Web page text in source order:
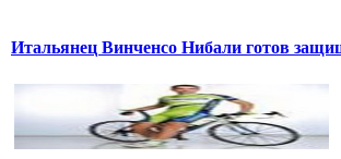
Итальянец Винченсо Нибали готов